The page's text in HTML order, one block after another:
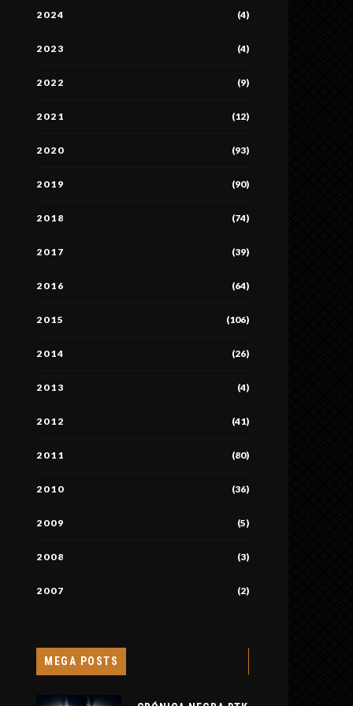
2024 (4)
2023 (4)
2022 (9)
2021 (12)
2020 (93)
2019 (90)
2018 (74)
2017 (39)
2016 (64)
2015 (106)
2014 (26)
2013 (4)
2012 (41)
2011 (80)
2010 (36)
2009 (5)
2008 (3)
2007 (2)
MEGA POSTS